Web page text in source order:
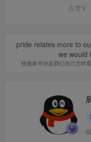
点赞 9
pride relates more to
we would
骄傲多半涉及我们自己怎样